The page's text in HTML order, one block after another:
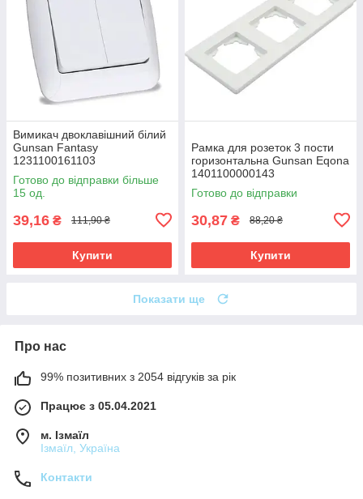
Вимикач двоклавішний білий
Gunsan Fantasy
1231100161103
Готово до відправки більше
15 од.
39,16 ₴ 111,90 ₴
Купити
Рамка для розеток 3 пости
горизонтальна Gunsan Eqona
1401100000143
Готово до відправки
30,87 ₴ 88,20 ₴
Купити
Показати ще
Про нас
99% позитивних з 2054 відгуків за рік
Працює з 05.04.2021
м. Ізмаїл
Ізмаїл, Україна
Контакти